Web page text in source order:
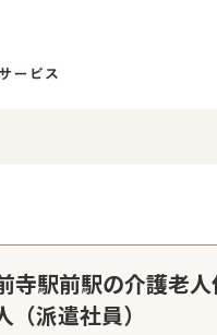
寺駅前駅の介護老
派遣社員）